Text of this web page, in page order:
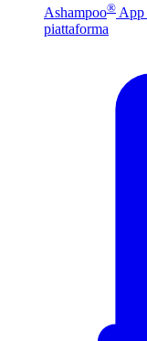
Ashampoo® App
piattaforma